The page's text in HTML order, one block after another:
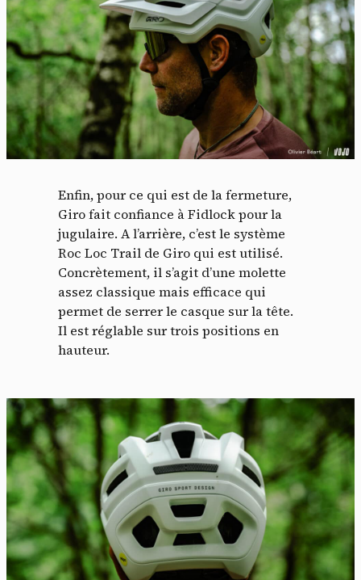
Enfin, pour ce qui est de la fermeture,
Giro fait confiance à Fidlock pour la
jugulaire. A l’arrière, c’est le système
Roc Loc Trail de Giro qui est utilisé.
Concrètement, il s’agit d’une molette
assez classique mais efficace qui
permet de serrer le casque sur la tête.
Il est réglable sur trois positions en
hauteur.